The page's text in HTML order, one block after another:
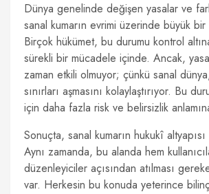
Dünya genelinde değişen yasalar ve
sanal kumarın evrimi üzerinde büyük bir
Birçok hükümet, bu durumu kontrol
sürekli bir mücadele içinde. Ancak,
zaman etkili olmuyor; çünkü sanal
sınırları aşmasını kolaylaştırıyor. Bu
için daha fazla risk ve belirsizlik
Sonuçta, sanal kumarın hukukî
Aynı zamanda, bu alanda hem
düzenleyiciler açısından atılması
var. Herkesin bu konuda yeterince